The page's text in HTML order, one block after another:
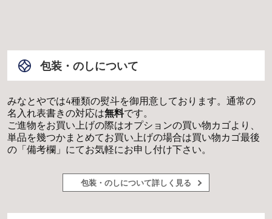
包装・のしについて
みなとやでは4種類の熨斗を御用意しております。通常の
名入れ表書きの対応は無料です。
ご進物をお買い上げの際はオプションの買い物カゴより、
単品を幾つかまとめてお買い上げの場合は買い物カゴ最後
の「備考欄」にてお気軽にお申し付け下さい。
包装・のしについて詳しく見る